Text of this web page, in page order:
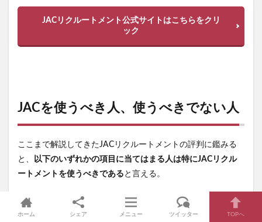
JACリクルートメント公式サイトはこちらをクリ
ック
JACを使うべき人、使うべきでない人
ここまで解説してきたJACリクルートメントの評判に鑑みる
と、 以下のいずれかの項目に当てはまる人は特にJACリクル
ートメントを使うべきである と言える。
外資系もしくは日系グローバル大企業への転職希望
ホーム シェア メニュー ツイッター TOPへ